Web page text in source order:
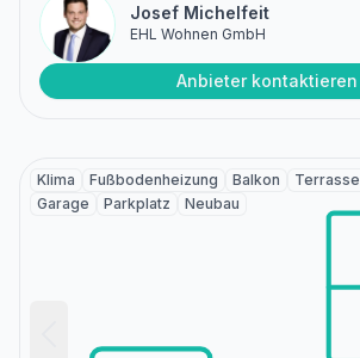
Josef Michelfeit
EHL Wohnen GmbH
Anbieter kontaktieren
Klima Fußbodenheizung Balkon Terrasse
Garage
Parkplatz Neubau